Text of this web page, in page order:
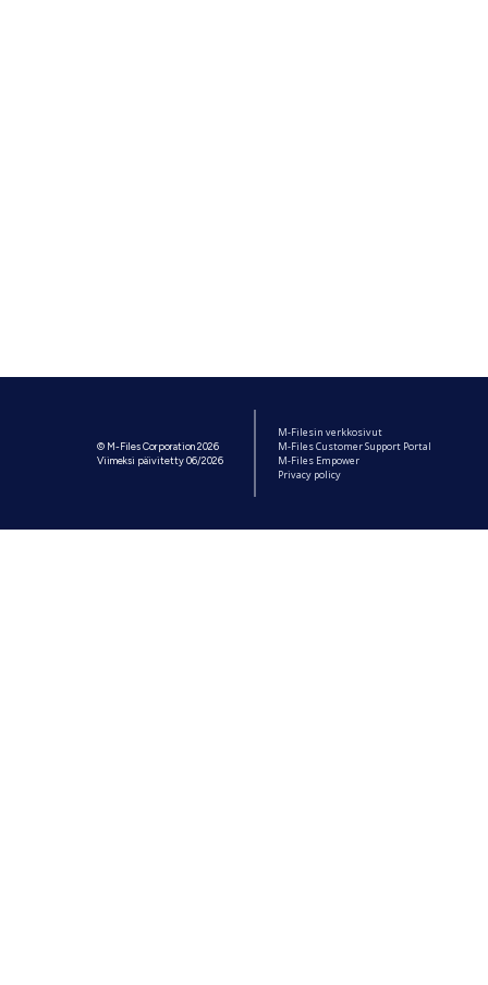
© M-Files Corporation 2026
Viimeksi päivitetty 06/2026
M-Filesin verkkosivut
M-Files Customer Support Portal
M-Files Empower
Privacy policy